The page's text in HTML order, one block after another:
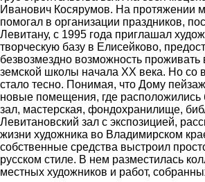
Иванович Косярумов. На протяжении
помогал в организации праздников,
Левитану, с 1995 года приглашал
творческую базу в Елисейково,
безвозмездно возможность проживать
земской школы начала XX века. Но со
стало тесно. Понимая, что Дому
новые помещения, где
зал, мастерская, фондохранилище,
Левитановский зал с экспозицией,
жизни художника во Владимирском
собственные средства выстроил
русском стиле. В нем разместилась
местных художников и работ,